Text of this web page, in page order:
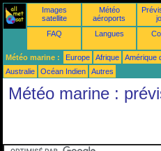
Images
satellite
Météo
aéroports
FAQ Langues
Météo marine : Europe Afrique Amérique
Australie
Océan Indien Autres
Météo marine :